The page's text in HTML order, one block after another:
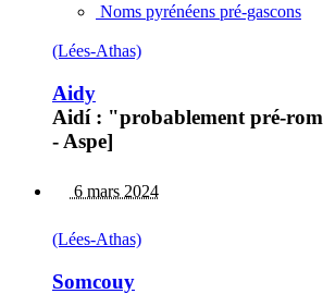
Noms pyrénéens pré-gascons
(Lées-Athas)
Aidy
Aidí : "probablement pré-
- Aspe]
6 mars 2024
(Lées-Athas)
Somcouy